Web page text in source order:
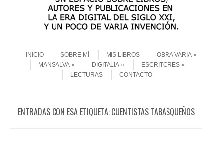
MenuINICIO
SOBRE MÍ MIS LIBROS
OBRA VARIA
MANSALVA
DIGITALIA
ESCRITORES
LECTURAS
CONTACTO
ENTRADAS CON ESA ETIQUETA: CUENTISTAS TABASQUEÑOS